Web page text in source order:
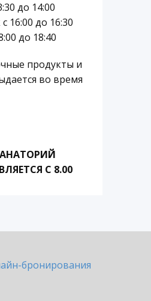
до 14:00
16:00 до 16:30
до 18:40
продукты и
во время
С 8.00
бронирования